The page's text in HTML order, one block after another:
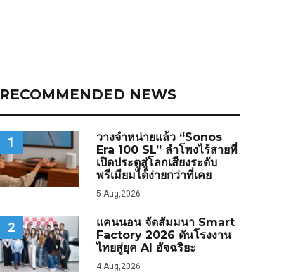
RECOMMENDED NEWS
1
วางจำหน่ายแล้ว “Sonos
Era 100 SL” ลำโพงไร้สายที่
เปิดประตูสู่โลกเสียงระดับ
พรีเมียมได้ง่ายกว่าที่เคย
5 Aug,2026
2
แคนนอน จัดสัมมนา Smart
Factory 2026 ดันโรงงาน
ไทยสู่ยุค AI อัจฉริยะ
4 Aug,2026